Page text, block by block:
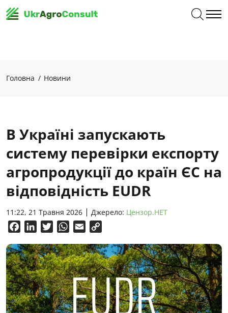
Головна Новини
В Україні запускають
систему перевірки експорту
агропродукції до країн ЄС на
відповідність EUDR
11:22, 21 Травня 2026 Джерело: Цензор.НЕТ
FacebookLinkedInTwitterWhatsApp
Email